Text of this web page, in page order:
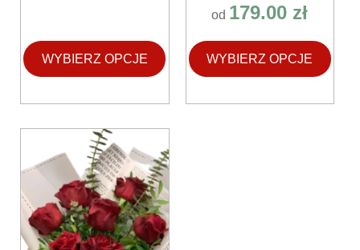
WYBIERZ OPCJE
od 179.00 zł
WYBIERZ OPCJE
produkt
wiele
wariantów.
Opcje